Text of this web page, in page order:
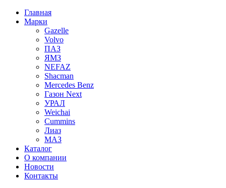
Главная
Марки
Gazelle
Volvo
ПАЗ
ЯМЗ
NEFAZ
Shacman
Mercedes Benz
Газон Next
УРАЛ
Weichai
Cummins
Лиаз
МАЗ
Каталог
О компании
Новости
Контакты